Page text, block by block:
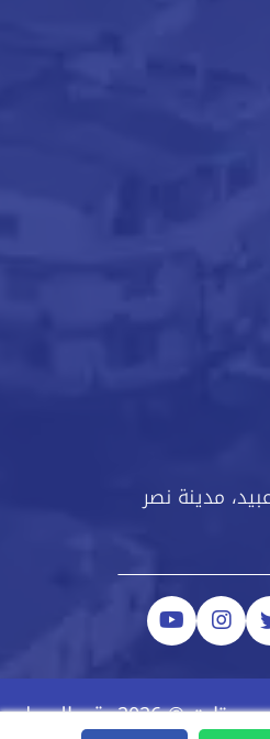
جميع الحقوق محفوظة نيو ستارت © 2026 رقم السجل